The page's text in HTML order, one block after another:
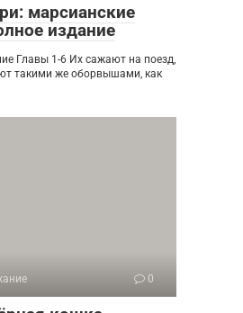
марсианские
издание
Главы 1-6 Их сажают на поезд,
такими же оборвышами, как
0